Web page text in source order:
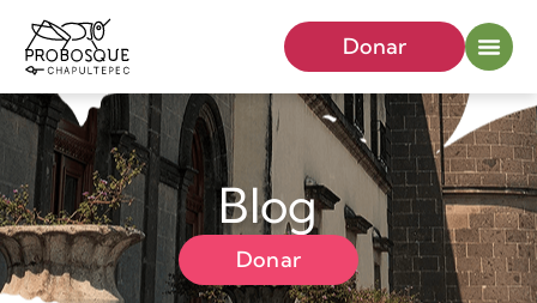
Donar
Blog
Donar